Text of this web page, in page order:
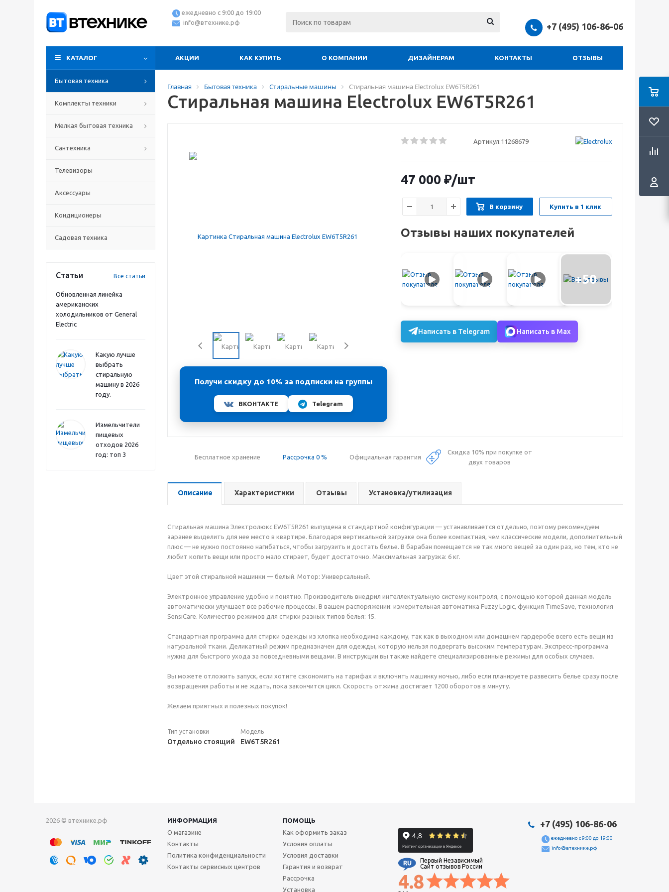
ежедневно с 9:00 до 19:00
info@втехнике.рф
+7 (495) 106-86-06
КАТАЛОГ АКЦИИ КАК КУПИТЬ О КОМПАНИИ ДИЗАЙНЕРАМ КОНТАКТЫ ОТЗЫВЫ
Бытовая техника
Комплекты техники
Мелкая бытовая техника
Сантехника
Телевизоры
Аксессуары
Кондиционеры
Садовая техника
Статьи Все статьи
Обновленная линейка
американских
холодильников от General
Electric
Какую лучше
выбрать
стиральную
машину в 2026
году.
Измельчители
пищевых
отходов 2026
год: топ 3
Главная Бытовая техника Стиральные машины Стиральная машина Electrolux EW6T5R261
Стиральная машина Electrolux EW6T5R261
Получи скидку до 10% за подписки на группы
ВКОНТАКТЕ Telegram
Артикул:11268679
47 000 ₽/шт
В корзину Купить в 1 клик
Отзывы наших покупателей
+50
Написать в Telegram Написать в Max
Бесплатное хранение Рассрочка 0 % Официальная гарантия
Скидка 10% при покупке от
двух товаров
Описание Характеристики Отзывы Установка/утилизация
Стиральная машина Электролюкс EW6T5R261 выпущена в стандартной конфигурации — устанавливается отдельно, поэтому рекомендуем
заранее выделить для нее место в квартире. Благодаря вертикальной загрузке она более компактная, чем классические модели, дополнительный
плюс — не нужно постоянно нагибаться, чтобы загрузить и достать белье. В барабан помещается не так много вещей за один раз, но тем, кто не
любит копить вещи или просто мало стирает, будет достаточно. Максимальная загрузка: 6 кг.
Цвет этой стиральной машинки — белый. Мотор: Универсальный.
Электронное управление удобно и понятно. Производитель внедрил интеллектуальную систему контроля, с помощью которой данная модель
автоматически улучшает все рабочие процессы. В вашем распоряжении: измерительная автоматика Fuzzy Logic, функция TimeSave, технология
SensiCare. Количество режимов для стирки разных типов белья: 15.
Стандартная программа для стирки одежды из хлопка необходима каждому, так как в выходном или домашнем гардеробе всего есть вещи из
натуральной ткани. Деликатный режим предназначен для одежды, которую нельзя подвергать высоким температурам. Экспресс-программа
нужна для быстрого ухода за повседневными вещами. В инструкции вы также найдете специализированные режимы для особых случаев.
Вы можете отложить запуск, если хотите сэкономить на тарифах и включить машинку ночью, либо если планируете развесить белье сразу после
возвращения работы и не ждать, пока закончится цикл. Скорость отжима достигает 1200 оборотов в минуту.
Желаем приятных и полезных покупок!
Тип установки
Отдельно стоящий
Модель
EW6T5R261
2026 © втехнике.рф ИНФОРМАЦИЯ
ПОМОЩЬ
О магазине
Контакты
Политика конфиденциальности
Контакты сервисных центров
Как оформить заказ
Условия оплаты
Условия доставки
Гарантия и возврат
Рассрочка
Установка
Первый Независимый
Сайт отзывов России
4.8
+7 (495) 106-86-06
ежедневно с 9:00 до 19:00
info@втехнике.рф